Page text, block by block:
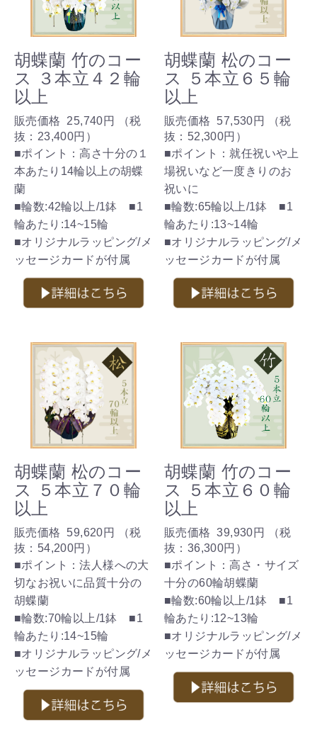
胡蝶蘭 竹のコー
ス ３本立４２輪
以上
販売価格 25,740円
（税
抜： 23,400円 ）
■ポイント：高さ十分の１
本あたり14輪以上の胡蝶
蘭
■輪数:42輪以上/1鉢 ■1
輪あたり:14~15輪
■オリジナルラッピング/メ
ッセージカードが付属
胡蝶蘭 松のコー
ス ５本立６５輪
以上
販売価格 57,530円
（税
抜： 52,300円 ）
■ポイント：就任祝いや上
場祝いなど一度きりのお
祝いに
■輪数:65輪以上/1鉢 ■1
輪あたり:13~14輪
■オリジナルラッピング/メ
ッセージカードが付属
胡蝶蘭 松のコー
ス ５本立７０輪
以上
販売価格 59,620円
（税
抜： 54,200円 ）
■ポイント：法人様への大
切なお祝いに品質十分の
胡蝶蘭
■輪数:70輪以上/1鉢 ■1
輪あたり:14~15輪
■オリジナルラッピング/メ
ッセージカードが付属
胡蝶蘭 竹のコー
ス ５本立６０輪
以上
販売価格 39,930円
（税
抜： 36,300円 ）
■ポイント：高さ・サイズ
十分の60輪胡蝶蘭
■輪数:60輪以上/1鉢 ■1
輪あたり:12~13輪
■オリジナルラッピング/メ
ッセージカードが付属